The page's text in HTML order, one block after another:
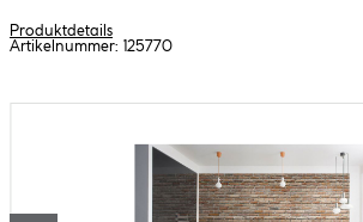
Produktdetails
Artikelnummer: 125770